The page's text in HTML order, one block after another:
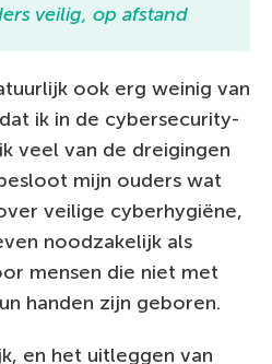
veilig, op afstand
ook erg weinig van
ik in de cybersecurity-
veel van de dreigingen
mijn ouders wat
veilige cyberhygiëne,
noodzakelijk als
mensen die niet met
handen zijn geboren.
en het uitleggen van